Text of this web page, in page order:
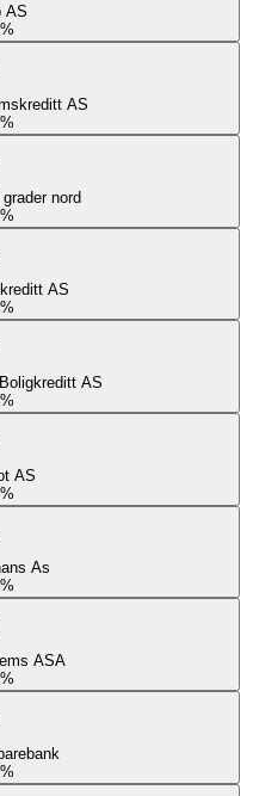
AS
%
AS
%
nord
%
AS
%
AS
%
AS
%
As
%
ASA
%
%